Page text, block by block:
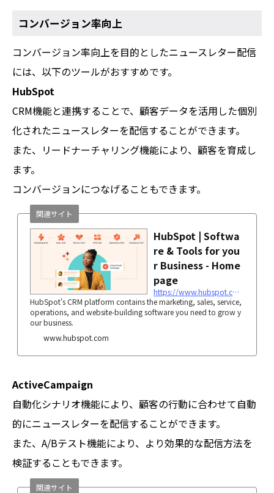
コンバージョン率向上
コンバージョン率向上を目的としたニュースレター配信
には、以下のツールがおすすめです。
HubSpot
CRM機能と連携することで、顧客データを活用した個別
化されたニュースレターを配信することができます。
また、リードナーチャリング機能により、顧客を育成し
ます。
コンバージョンにつなげることもできます。
HubSpot | Softwa
re & Tools for you
r Business - Home
page
https://www.hubspot.com
HubSpot's CRM platform contains the marketing, sales, service,
operations, and website-building software you need to grow y
our business.
www.hubspot.com
関連サイト
ActiveCampaign
自動化シナリオ機能により、顧客の行動に合わせて自動
的にニュースレターを配信することができます。
また、A/Bテスト機能により、より効果的な配信方法を
検証することもできます。
関連サイト